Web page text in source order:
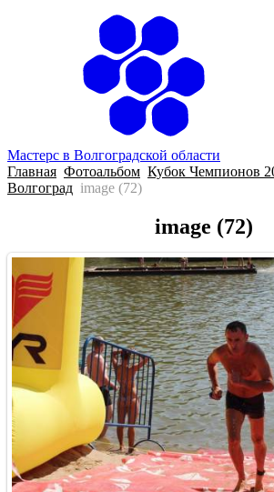
Мастерс в Волгоградской области
Главная Фотоальбом Кубок Чемпионов
Волгоград image (72)
image (72)